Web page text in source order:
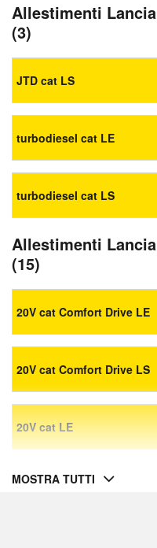
Allestimenti
(3)
JTD cat LS
turbodiesel cat LE
turbodiesel cat LS
Allestimenti
(15)
20V cat Comfort Drive LE
20V cat Comfort Drive LS
20V cat LE
MOSTRA TUTTI